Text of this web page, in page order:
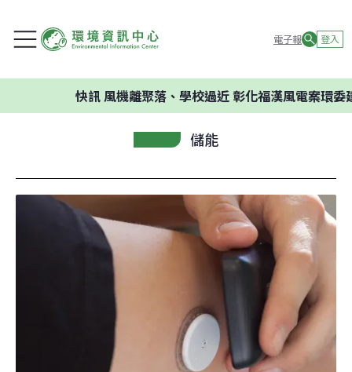
電子報 登入
風機離聚落、學校過近 彰化福漢風電案環委建議不應
儲能